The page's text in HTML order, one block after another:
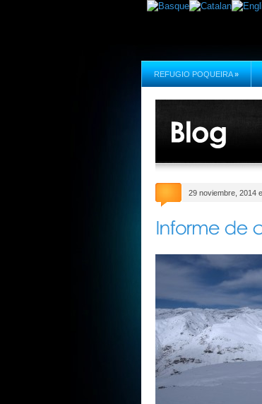
REFUGIO POQUEIRA »
29 noviembre, 2014